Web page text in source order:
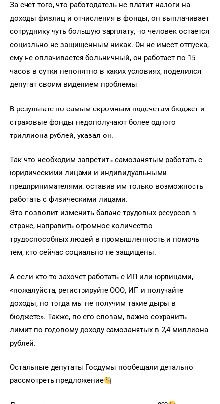
За счет того, что работодатель не платит налоги на
доходы физлиц и отчисления в фонды, он выплачивает
сотруднику чуть большую зарплату, но человек остается
социально не защищенным никак. Он не имеет отпуска,
ему не оплачивается больничный, он работает по 15
часов в сутки непонятно в каких условиях, поделился
депутат своим видением проблемы.
В результате по самым скромным подсчетам бюджет и
страховые фонды недополучают более одного
триллиона рублей, указал он.
Так что необходим запретить самозанятым работать с
юридическими лицами и индивидуальными
предпринимателями, оставив им только возможность
работать с физическими лицами.
Это позволит изменить баланс трудовых ресурсов в
стране, направить огромное количество
трудоспособных людей в промышленность и помочь
тем, кто сейчас социально не защищены.
А если кто-то захочет работать с ИП или юрлицами,
«пожалуйста, регистрируйте ООО, ИП и получайте
доходы, но тогда мы не получим такие дыры в
бюджете». Также, по его словам, важно сохранить
лимит по годовому доходу самозанятых в 2,4 миллиона
рублей.
Остальные депутаты Госдумы пообещали детально
рассмотреть предложение